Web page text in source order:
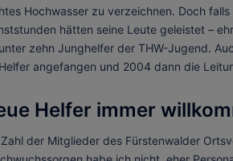
Hochwasser zu verzeichnen. Doch
hätten seine Leute geleistet –
zehn Junghelfer der THW-Jugend.
angefangen und 2004 dann die
Helfer immer
Zahl der Mitglieder des Fürstenwalder